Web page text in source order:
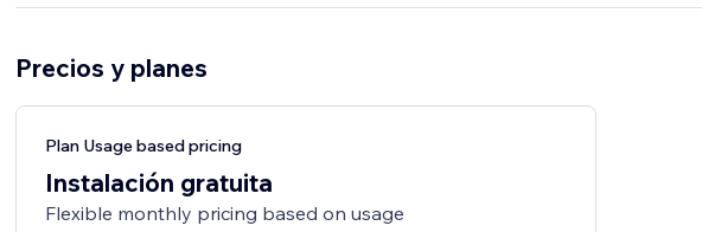
Precios y planes
Plan Usage based pricing
Instalación gratuita
Flexible monthly pricing based on usage